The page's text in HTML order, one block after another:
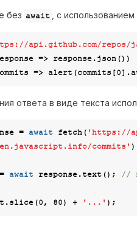
без await , с
api.github.com/
=> response.json())
=> alert(commits[0
ответа в виде текста
= await fetch( 'https://
commits'
await response.text(); //
0, 80) + '...'